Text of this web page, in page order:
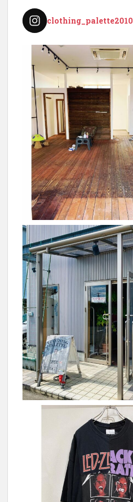
clothing_palette2010